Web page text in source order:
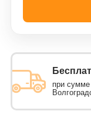
при сумме